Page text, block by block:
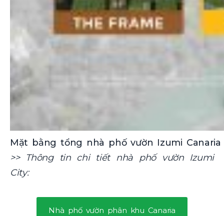
Mặt bằng tổng nhà phố vườn Izumi Canaria
>> Thông tin chi tiết nhà phố vườn Izumi
City:
Nhà phố vườn phân khu Canaria